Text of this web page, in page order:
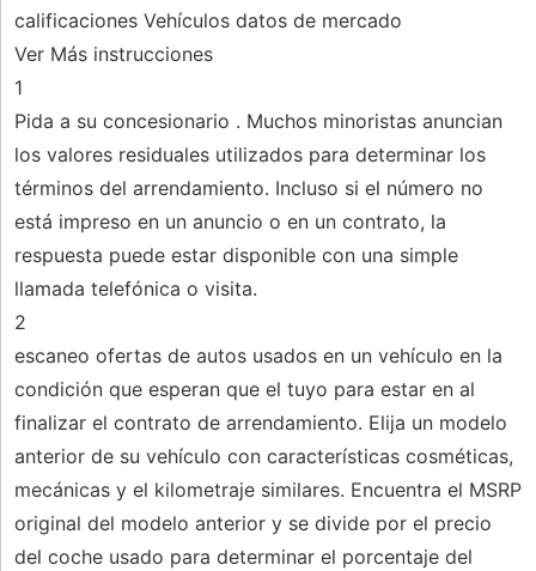
calificaciones Vehículos datos de mercado
Ver Más instrucciones
1
Pida a su concesionario . Muchos minoristas anuncian
los valores residuales utilizados para determinar los
términos del arrendamiento. Incluso si el número no
está impreso en un anuncio o en un contrato, la
respuesta puede estar disponible con una simple
llamada telefónica o visita.
2
escaneo ofertas de autos usados ​​en un vehículo en la
condición que esperan que el tuyo para estar en al
finalizar el contrato de arrendamiento. Elija un modelo
anterior de su vehículo con características cosméticas,
mecánicas y el kilometraje similares. Encuentra el MSRP
original del modelo anterior y se divide por el precio
del coche usado para determinar el porcentaje del